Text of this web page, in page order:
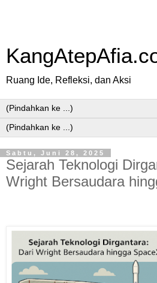
Ruang Ide, Refleksi, dan Aksi
Sabtu, Juni 28, 2025
Sejarah Teknologi
Wright Bersaudara